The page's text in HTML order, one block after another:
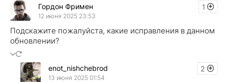
1
Гордон Фримен
12 июня 2025 23:53
Подскажите пожалуйста, какие исправления в данном
обновлении?
2
enot_nishchebrod
13 июня 2025 01:54